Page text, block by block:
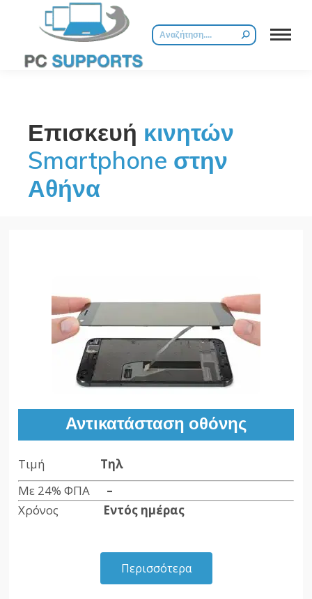
Επισκευή κινητών
Smartphone στην
Αθήνα
Αντικατάσταση οθόνης
Τιμή Τηλ
Με 24% ΦΠΑ –
Χρόνος Εντός ημέρας
Περισσότερα